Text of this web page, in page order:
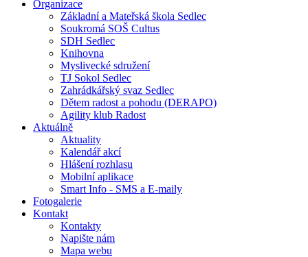
Organizace
Základní a Mateřská škola Sedlec
Soukromá SOŠ Cultus
SDH Sedlec
Knihovna
Myslivecké sdružení
TJ Sokol Sedlec
Zahrádkářský svaz Sedlec
Dětem radost a pohodu (DERAPO)
Agility klub Radost
Aktuálně
Aktuality
Kalendář akcí
Hlášení rozhlasu
Mobilní aplikace
Smart Info - SMS a E-maily
Fotogalerie
Kontakt
Kontakty
Napište nám
Mapa webu